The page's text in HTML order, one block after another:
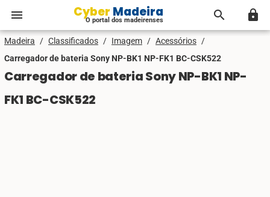
menu Cyber Madeira
O portal dos madeirenses search lock
Madeira / Classificados / Imagem / Acessórios /
Carregador de bateria Sony NP-BK1 NP-FK1 BC-CSK522
Carregador de bateria Sony NP-BK1 NP-
FK1 BC-CSK522